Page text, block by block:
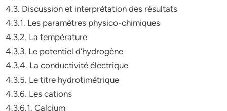
4.3. Discussion et interprétation des résultats
4.3.1. Les paramètres physico-chimiques
4.3.2. La température
4.3.3. Le potentiel d’hydrogène
4.3.4. La conductivité électrique
4.3.5. Le titre hydrotimétrique
4.3.6. Les cations
4.3.6.1. Calcium